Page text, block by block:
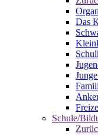
Das
Schule/